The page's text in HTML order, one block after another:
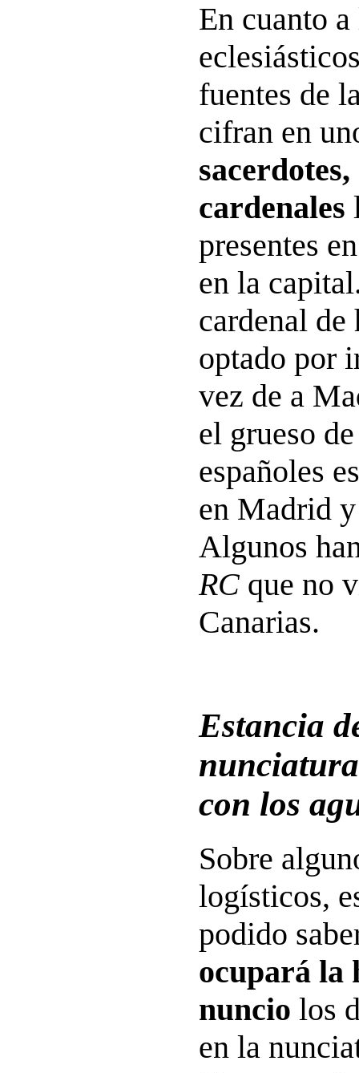
En cuanto
fuentes de
cifran en
cardenales
presentes
en la
cardenal de
optado por
vez de a
el grueso
españoles
en Madrid
Algunos
RC que no
Canarias.
Estancia
con los
Sobre
logísticos,
podido
ocupará la
nuncio los
en la